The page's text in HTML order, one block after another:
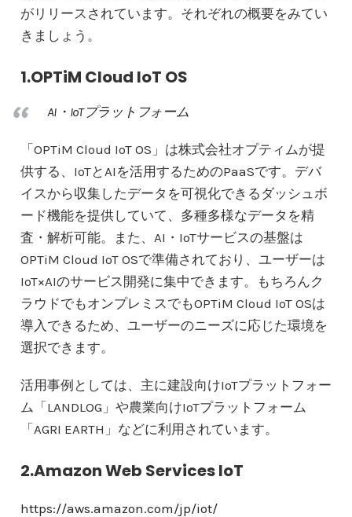
がリリースされています。それぞれの概要をみてい
きましょう。
1.OPTiM Cloud IoT OS
AI・IoTプラットフォーム
「OPTiM Cloud IoT OS」は株式会社オプティムが提
供する、IoTとAIを活用するためのPaaSです。デバ
イスから収集したデータを可視化できるダッシュボ
ード機能を提供していて、多種多様なデータを精
査・解析可能。また、AI・IoTサービスの基盤は
OPTiM Cloud IoT OSで準備されており、ユーザーは
IoT×AIのサービス開発に集中できます。もちろんク
ラウドでもオンプレミスでもOPTiM Cloud IoT OSは
導入できるため、ユーザーのニーズに応じた環境を
選択できます。
活用事例としては、主に建設向けIoTプラットフォー
ム「LANDLOG」や農業向けIoTプラットフォーム
「AGRI EARTH」などに利用されています。
2.Amazon Web Services IoT
https://aws.amazon.com/jp/iot/